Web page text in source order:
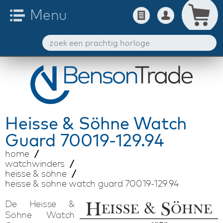
Heisse & Söhne Watch
Guard 70019-129.94
home
watchwinders
heisse & söhne
heisse & söhne watch guard 70019-129.94
De Heisse &
Söhne Watch